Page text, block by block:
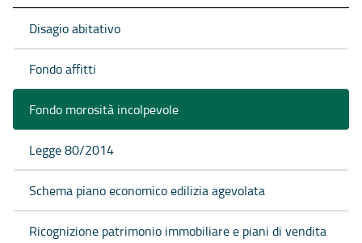
Disagio abitativo
Fondo affitti
Fondo morosità incolpevole
Legge 80/2014
Schema piano economico edilizia agevolata
Ricognizione patrimonio immobiliare e piani di vendita